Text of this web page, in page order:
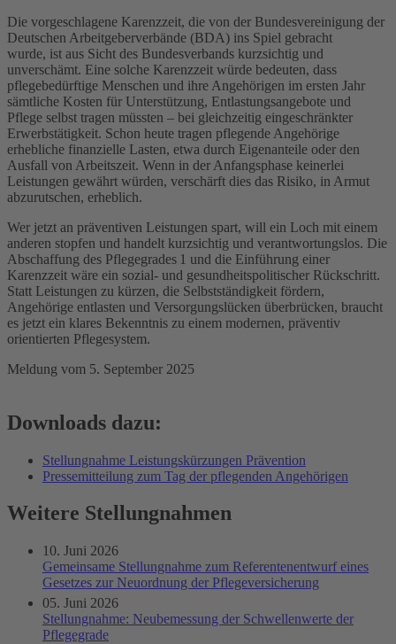
Die vorgeschlagene Karenzzeit, die von der Bundesvereinigung der
Deutschen Arbeitgeberverbände (BDA) ins Spiel gebracht
wurde, ist aus Sicht des Bundesverbands kurzsichtig und
unverschämt. Eine solche Karenzzeit würde bedeuten, dass
pflegebedürftige Menschen und ihre Angehörigen im ersten Jahr
sämtliche Kosten für Unterstützung, Entlastungsangebote und
Pflege selbst tragen müssten – bei gleichzeitig eingeschränkter
Erwerbstätigkeit. Schon heute tragen pflegende Angehörige
erhebliche finanzielle Lasten, etwa durch Eigenanteile oder den
Ausfall von Arbeitszeit. Wenn in der Anfangsphase keinerlei
Leistungen gewährt würden, verschärft dies das Risiko, in Armut
abzurutschen, erheblich.
Wer jetzt an präventiven Leistungen spart, will ein Loch mit einem
anderen stopfen und handelt kurzsichtig und verantwortungslos. Die
Abschaffung des Pflegegrades 1 und die Einführung einer
Karenzzeit wäre ein sozial- und gesundheitspolitischer Rückschritt.
Statt Leistungen zu kürzen, die Selbstständigkeit fördern,
Angehörige entlasten und Versorgungslücken überbrücken, braucht
es jetzt ein klares Bekenntnis zu einem modernen, präventiv
orientierten Pflegesystem.
Meldung vom 5. September 2025
Downloads dazu:
Stellungnahme Leistungskürzungen Prävention
Pressemitteilung zum Tag der pflegenden Angehörigen
Weitere Stellungnahmen
10. Juni 2026
Gemeinsame Stellungnahme zum Referentenentwurf eines
Gesetzes zur Neuordnung der Pflegeversicherung
05. Juni 2026
Stellungnahme: Neubemessung der Schwellenwerte der
Pflegegrade